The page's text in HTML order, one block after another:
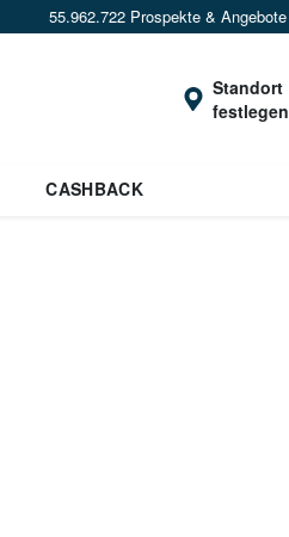
55.962.722 Prospekte & Angebote
Standort
festlegen
CASHBACK